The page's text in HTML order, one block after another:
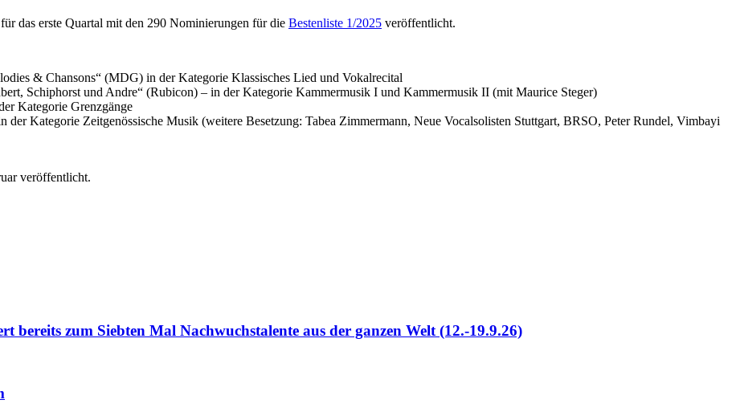
das erste Quartal mit den 290 Nominierungen für die Bestenliste 1/2025 veröffentlicht.
& Chansons“ (MDG) in der Kategorie Klassisches Lied und Vokalrecital
Schiphorst und Andre“ (Rubicon) – in der Kategorie Kammermusik I und Kammermusik II (mit Maurice Steger)
Kategorie Grenzgänge
der Kategorie Zeitgenössische Musik (weitere Besetzung: Tabea Zimmermann, Neue Vocalsolisten Stuttgart, BRSO, Peter Rundel, Vimbayi
veröffentlicht.
zum Siebten Mal Nachwuchstalente aus der ganzen Welt (12.-19.9.26)